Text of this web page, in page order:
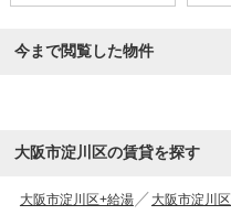
今まで閲覧した物件
大阪市淀川区の賃貸を探す
大阪市淀川区+給湯
大阪市淀川